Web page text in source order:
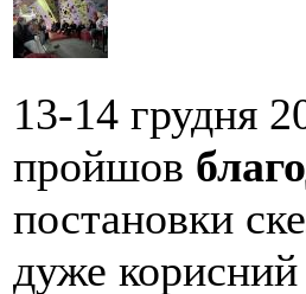
13-14 грудня
пройшов
постановки
дуже корисний